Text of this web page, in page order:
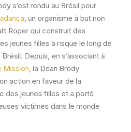
s’est rendu au Brésil pour
, un organisme à but non
Roper qui construit des
jeunes filles à risque le long de
Brésil. Depuis, en s’associant à
Mission, la Dean Brody
action en faveur de la
des jeunes filles et a porté
victimes dans le monde